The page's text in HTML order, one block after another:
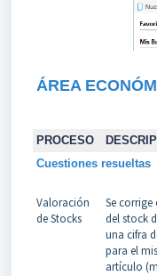
ÁREA
PROCESO
Cuestiones resueltas
Valoración
de Stocks
Se
del stock
una cifra
para el
artículo